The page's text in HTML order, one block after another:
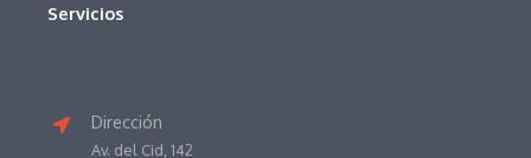
Servicios
Dirección
Av. del Cid, 142